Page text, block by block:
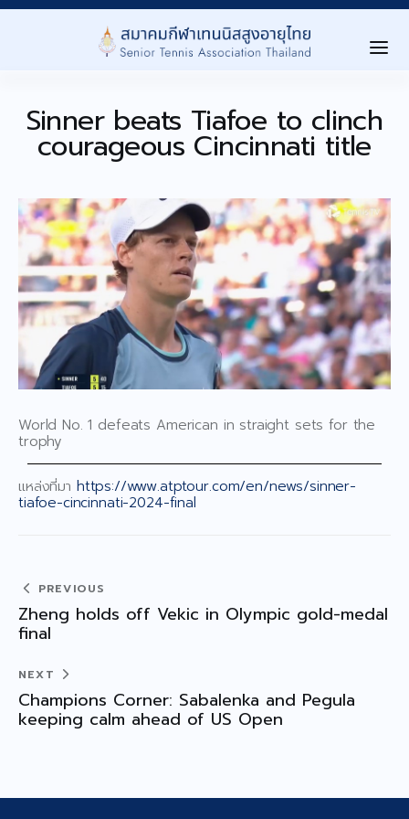
Home
เกี่ยวกับสมาคม ▾
การเเข่งขัน ▾
Tournaments
Level นักกีฬา ▾
Player Level
ลงทะเบียนสมาชิก ▾
Registration
Announcement/ Activities
เกียรติคุณ
Honor roll
Sinner beats Tiafoe to clinch
courageous Cincinnati title
World No. 1 defeats American in straight sets for the
trophy
แหล่งที่มา https://www.atptour.com/en/news/sinner-
tiafoe-cincinnati-2024-final
PREVIOUS
Zheng holds off Vekic in Olympic gold-medal
final
NEXT
Champions Corner: Sabalenka and Pegula
keeping calm ahead of US Open